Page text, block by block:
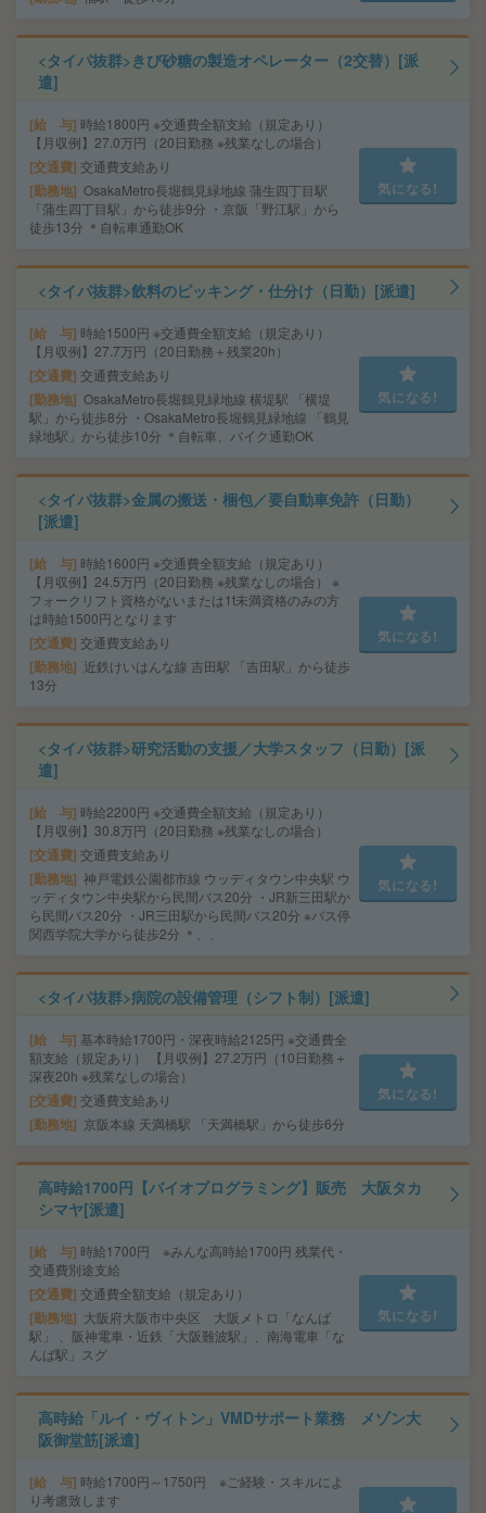
<タイパ抜群>きび砂糖の製造オペレーター（2交替）[派
遣]
給 与 時給1800円 ※交通費全額支給（規定あり）
【月収例】27.0万円（20日勤務 ※残業なしの場合）
交通費 交通費支給あり
勤務地 OsakaMetro長堀鶴見緑地線 蒲生四丁目駅
「蒲生四丁目駅」から徒歩9分 ・京阪「野江駅」から
徒歩13分 ＊自転車通勤OK
気になる!
<タイパ抜群>飲料のピッキング・仕分け（日勤）[派遣]
給 与 時給1500円 ※交通費全額支給（規定あり）
【月収例】27.7万円（20日勤務＋残業20h）
交通費 交通費支給あり
勤務地 OsakaMetro長堀鶴見緑地線 横堤駅 「横堤
駅」から徒歩8分 ・OsakaMetro長堀鶴見緑地線 「鶴見
緑地駅」から徒歩10分 ＊自転車、バイク通勤OK
気になる!
<タイパ抜群>金属の搬送・梱包／要自動車免許（日勤）
[派遣]
給 与 時給1600円 ※交通費全額支給（規定あり）
【月収例】24.5万円（20日勤務 ※残業なしの場合） ※
フォークリフト資格がないまたは1t未満資格のみの方
は時給1500円となります
交通費 交通費支給あり
勤務地
近鉄けいはんな線 吉田駅 「吉田駅」から徒歩
13分
気になる!
<タイパ抜群>研究活動の支援／大学スタッフ（日勤）[派
遣]
給 与 時給2200円 ※交通費全額支給（規定あり）
【月収例】30.8万円（20日勤務 ※残業なしの場合）
交通費 交通費支給あり
勤務地 神戸電鉄公園都市線 ウッディタウン中央駅 ウ
ッディタウン中央駅から民間バス20分 ・JR新三田駅か
ら民間バス20分 ・JR三田駅から民間バス20分 ※バス停
関西学院大学から徒歩2分 ＊、、
気になる!
<タイパ抜群>病院の設備管理（シフト制）[派遣]
給 与 基本時給1700円・深夜時給2125円 ※交通費全
額支給（規定あり） 【月収例】27.2万円（10日勤務＋
深夜20h ※残業なしの場合）
交通費 交通費支給あり
勤務地 京阪本線 天満橋駅 「天満橋駅」から徒歩6分
気になる!
高時給1700円【バイオプログラミング】販売 大阪タカ
シマヤ[派遣]
給 与 時給1700円 ※みんな高時給1700円 残業代・
交通費別途支給
交通費 交通費全額支給（規定あり）
勤務地
大阪府大阪市中央区 大阪メトロ「なんば
駅」 、阪神電車・近鉄「大阪難波駅」、南海電車「な
んば駅」スグ
気になる!
高時給「ルイ・ヴィトン」VMDサポート業務 メゾン大
阪御堂筋[派遣]
給 与 時給1700円～1750円 ※ご経験・スキルによ
り考慮致します